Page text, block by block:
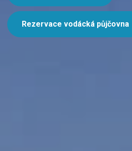
Rezervace vodácká půjčovna